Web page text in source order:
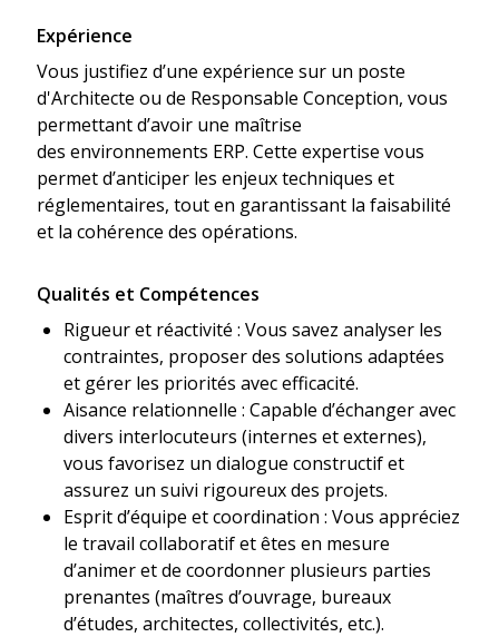
Expérience
Vous justifiez d’une expérience sur un poste
d'Architecte ou de Responsable Conception, vous
permettant d’avoir une maîtrise
des environnements ERP. Cette expertise vous
permet d’anticiper les enjeux techniques et
réglementaires, tout en garantissant la faisabilité
et la cohérence des opérations.
Qualités et Compétences
Rigueur et réactivité : Vous savez analyser les
contraintes, proposer des solutions adaptées
et gérer les priorités avec efficacité.
Aisance relationnelle : Capable d’échanger avec
divers interlocuteurs (internes et externes),
vous favorisez un dialogue constructif et
assurez un suivi rigoureux des projets.
Esprit d’équipe et coordination : Vous appréciez
le travail collaboratif et êtes en mesure
d’animer et de coordonner plusieurs parties
prenantes (maîtres d’ouvrage, bureaux
d’études, architectes, collectivités, etc.).